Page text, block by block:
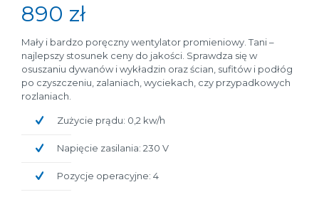
890 zł
Mały i bardzo poręczny wentylator promieniowy. Tani –
najlepszy stosunek ceny do jakości. Sprawdza się w
osuszaniu dywanów i wykładzin oraz ścian, sufitów i podłóg
po czyszczeniu, zalaniach, wyciekach, czy przypadkowych
rozlaniach.
Zużycie prądu: 0,2 kw/h
Napięcie zasilania: 230 V
Pozycje operacyjne: 4